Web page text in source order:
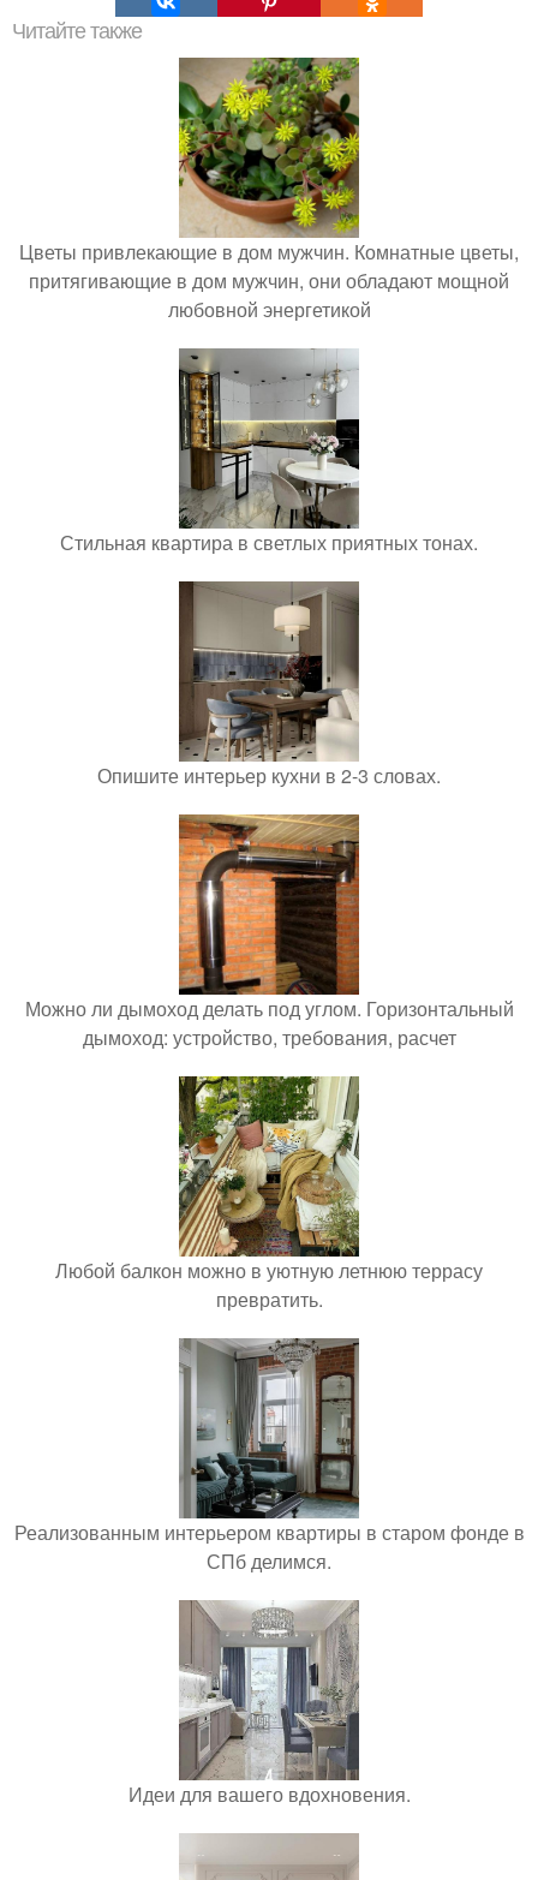
Читайте также
Цветы привлекающие в дом мужчин. Комнатные цветы,
притягивающие в дом мужчин, они обладают мощной
любовной энергетикой
Стильная квартира в светлых приятных тонах.
Опишите интерьер кухни в 2-3 словах.
Можно ли дымоход делать под углом. Горизонтальный
дымоход: устройство, требования, расчет
Любой балкон можно в уютную летнюю террасу
превратить.
Реализованным интерьером квартиры в старом фонде в
СПб делимся.
Идеи для вашего вдохновения.